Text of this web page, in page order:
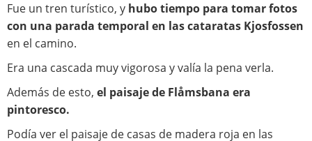
Fue un tren turístico, y hubo tiempo para tomar fotos
con una parada temporal en las cataratas Kjosfossen
en el camino.
Era una cascada muy vigorosa y valía la pena verla.
Además de esto, el paisaje de Flåmsbana era
pintoresco.
Podía ver el paisaje de casas de madera roja en las